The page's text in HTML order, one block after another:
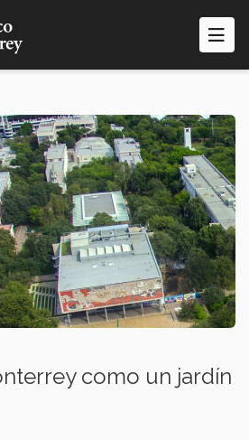
como un jardín